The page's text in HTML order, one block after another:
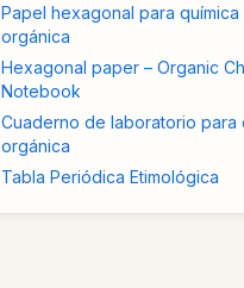
Papel hexagonal para química
orgánica
Hexagonal paper – Organic
Notebook
Cuaderno de laboratorio para
orgánica
Tabla Periódica Etimológica